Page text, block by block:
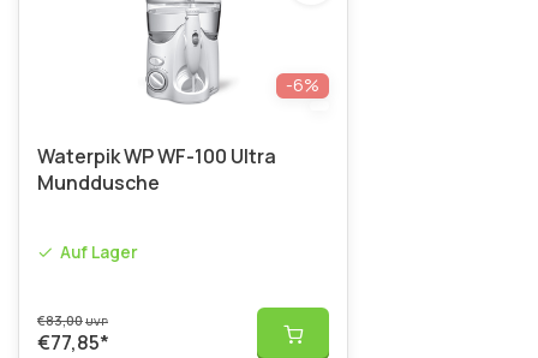
-6%
Waterpik WP WF-100 Ultra
Munddusche
Auf Lager
€83,00UVP
€77,85*